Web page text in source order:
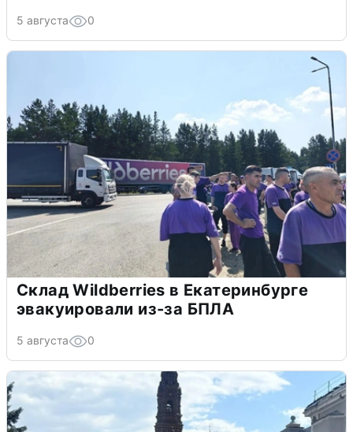
5 августа 0
Склад Wildberries в Екатеринбурге
эвакуировали из-за БПЛА
5 августа 0